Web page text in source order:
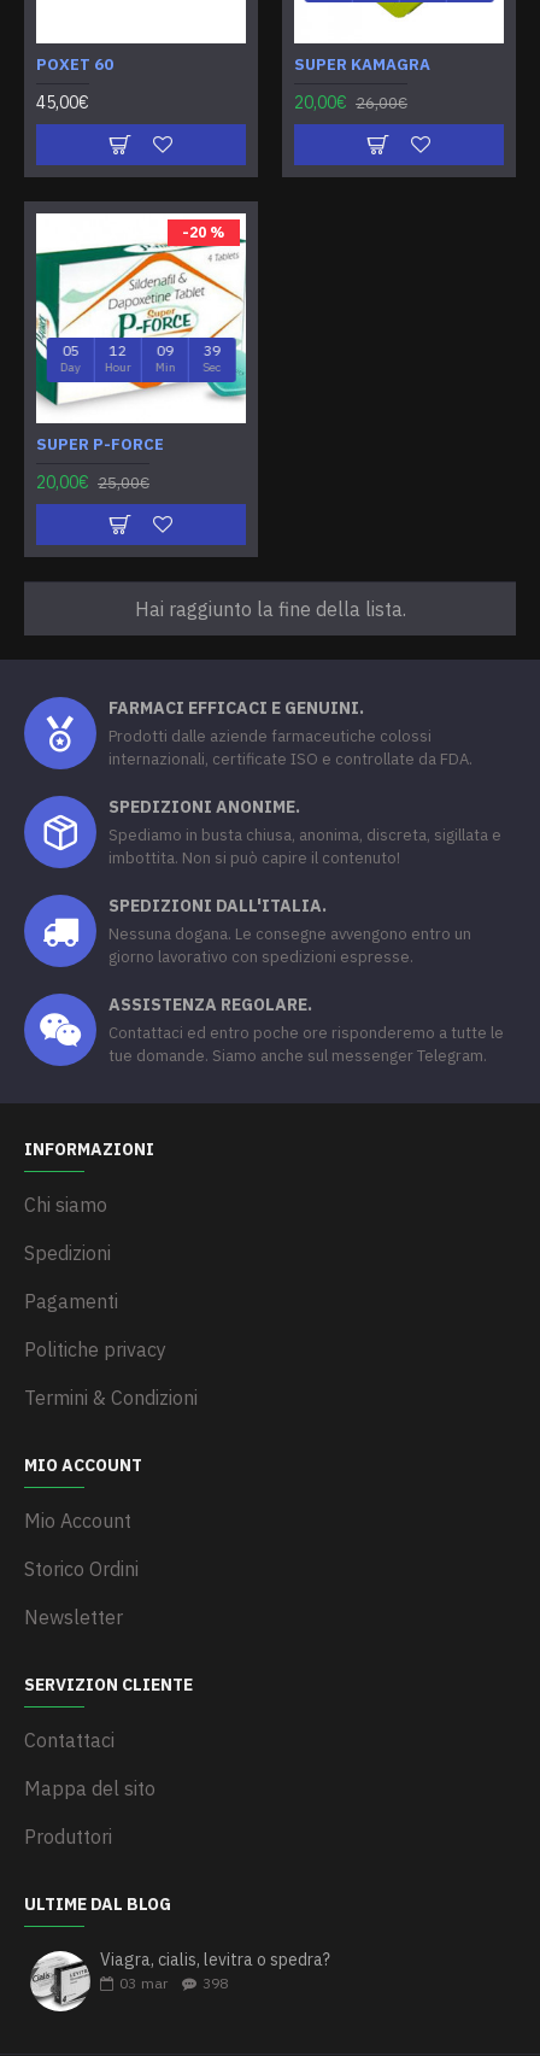
POXET 60
45,00€
SUPER KAMAGRA
20,00€ 26,00€
-20 %
05
Day
12
Hour
09
Min
39
Sec
SUPER P-FORCE
20,00€ 25,00€
Hai raggiunto la fine della lista.
FARMACI EFFICACI E GENUINI.
Prodotti dalle aziende farmaceutiche colossi
internazionali, certificate ISO e controllate da FDA.
SPEDIZIONI ANONIME.
Spediamo in busta chiusa, anonima, discreta, sigillata e
imbottita. Non si può capire il contenuto!
SPEDIZIONI DALL'ITALIA.
Nessuna dogana. Le consegne avvengono entro un
giorno lavorativo con spedizioni espresse.
ASSISTENZA REGOLARE.
Contattaci ed entro poche ore risponderemo a tutte le
tue domande. Siamo anche sul messenger Telegram.
INFORMAZIONI
Chi siamo
Spedizioni
Pagamenti
Politiche privacy
Termini & Condizioni
MIO ACCOUNT
Mio Account
Storico Ordini
Newsletter
SERVIZION CLIENTE
Contattaci
Mappa del sito
Produttori
ULTIME DAL BLOG
Viagra, cialis, levitra o spedra?
03 mar 398